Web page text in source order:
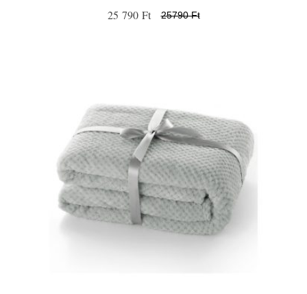
25 790 Ft 25790 Ft